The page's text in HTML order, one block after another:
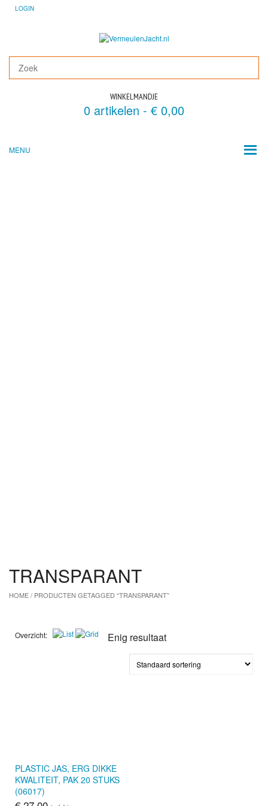
LOGIN
WINKELMANDJE
0 artikelen - € 0,00
MENU
TRANSPARANT
HOME/ PRODUCTEN GETAGGED “TRANSPARANT”
Overzicht: Enig resultaat
PLASTIC JAS, ERG DIKKE
KWALITEIT, PAK 20 STUKS
(06017)